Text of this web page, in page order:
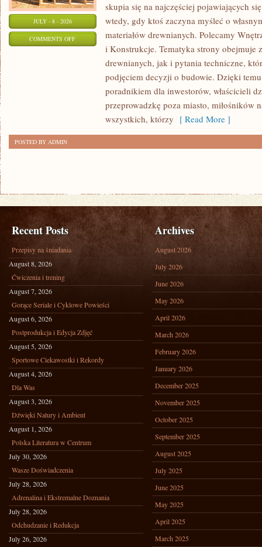
JULY - 8 - 2026
COMMENTS OFFON
FINANSOWANIE
skupia się na najczęściej pojawiających
wtedy, gdy ktoś zaczyna myśleć o
materiałów drewnianych. Polecamy
i Konstrukcje. Tematyka strony obejmuje
drewnianych, jak i pytania techniczne,
podjęciem decyzji o budowie. Dzięki
poradnikiem dla inwestorów, właścicieli
przeprowadzkę poza miasto, miłośników
wszystkich, którzy [ Read More ]
POSTED BY ADMIN
Recent Posts
Przepisy na śniadania
August 8, 2026
Ćwiczenia i trening
August 7, 2026
Gorące Seriale i Cyklowe Powieści
August 6, 2026
Postprodukcja i Edycja Zdjęć
August 5, 2026
Sportowe Ciekawostki i Rekordy
August 4, 2026
Dla Was
August 3, 2026
Dźwięki Natury i Ambient
August 1, 2026
Polska Literatura w Centrum
July 30, 2026
Wasze Doświadczenia
July 28, 2026
Adrenalina i Ekstremalne Doznania
July 28, 2026
Odchudzanie i Redukcja
July 26, 2026
Archives
August 2026
July 2026
June 2026
May 2026
April 2026
March 2026
February 2026
January 2026
December 2025
November 2025
October 2025
September 2025
August 2025
July 2025
June 2025
May 2025
April 2025
March 2025